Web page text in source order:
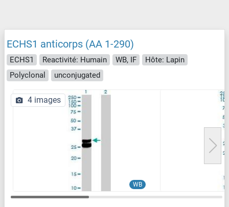
ECHS1 anticorps (AA 1-290)
ECHS1 Reactivité: Humain WB, IF
Hôte: Lapin
Polyclonal
unconjugated
WB
4 images